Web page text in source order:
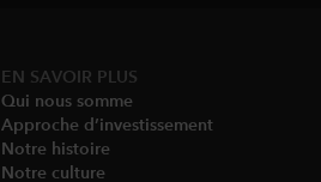
EN SAVOIR PLUS
Qui nous somme​
Approche d’investissement
Notre histoire​
Notre culture